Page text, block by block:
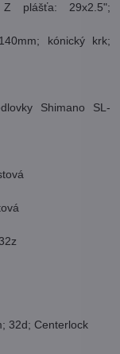
plášťa: 29x2.5";
kónický krk;
Shimano SL-
32d; Centerlock